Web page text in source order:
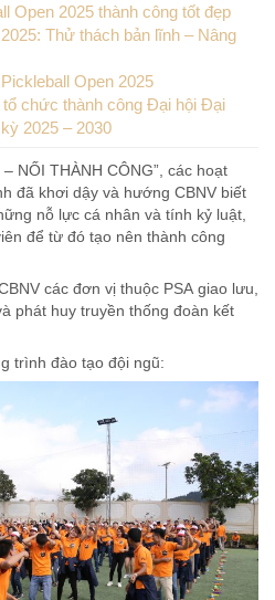
Open 2025 thành công tốt đẹp
Thử thách bản lĩnh – Nâng
Open 2025
chức thành công Đại hội Đại
2025 – 2030
NỐI THÀNH CÔNG”, các hoạt
đã khơi dậy và hướng CBNV biết
nỗ lực cá nhân và tính kỷ luật,
để từ đó tạo nên thành công
các đơn vị thuộc PSA giao lưu,
phát huy truyền thống đoàn kết
trình đào tạo đội ngũ: